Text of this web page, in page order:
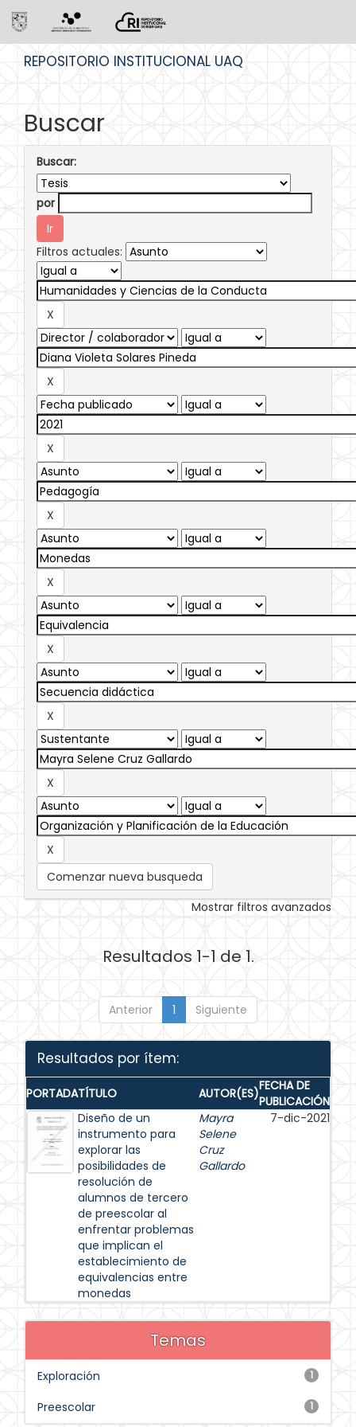
REPOSITORIO INSTITUCIONAL UAQ
Buscar
Buscar:
por
Filtros actuales:
Comenzar nueva busqueda
Mostrar filtros avanzados
Resultados 1-1 de 1.
Anterior 1 Siguiente
Resultados por ítem:
PORTADATÍTULO AUTOR(ES)FECHA DE
PUBLICACIÓN
Diseño de un
instrumento para
explorar las
posibilidades de
resolución de
alumnos de tercero
de preescolar al
enfrentar problemas
que implican el
establecimiento de
equivalencias entre
monedas
Mayra
Selene
Cruz
Gallardo
7-dic-2021
Temas
1
Exploración
1
Preescolar